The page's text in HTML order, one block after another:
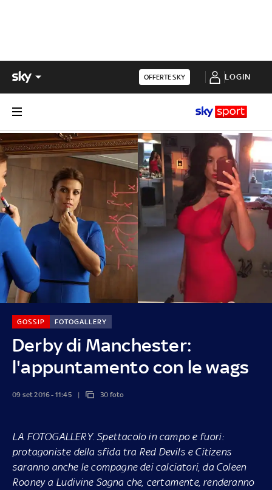
OFFERTE SKY LOGIN
Derby di Manchester:
l'appuntamento con le wags
GOSSIP FOTOGALLERY
09 set 2016 - 11:45 30 foto
LA FOTOGALLERY. Spettacolo in campo e fuori:
protagoniste della sfida tra Red Devils e Citizens
saranno anche le compagne dei calciatori, da Coleen
Rooney a Ludivine Sagna che, certamente, renderanno